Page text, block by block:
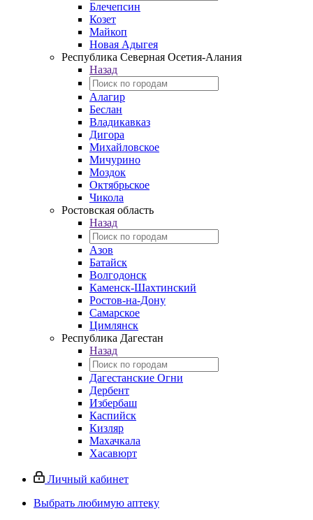
Блечепсин
Козет
Майкоп
Новая Адыгея
Республика Северная Осетия-Алания
Назад
Алагир
Беслан
Владикавказ
Дигора
Михайловское
Мичурино
Моздок
Октябрьское
Чикола
Ростовская область
Назад
Азов
Батайск
Волгодонск
Каменск-Шахтинский
Ростов-на-Дону
Самарское
Цимлянск
Республика Дагестан
Назад
Дагестанские Огни
Дербент
Избербаш
Каспийск
Кизляр
Махачкала
Хасавюрт
Личный кабинет
Выбрать любимую аптеку